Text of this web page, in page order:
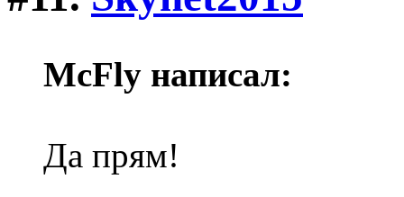
McFly написал:
Да прям!